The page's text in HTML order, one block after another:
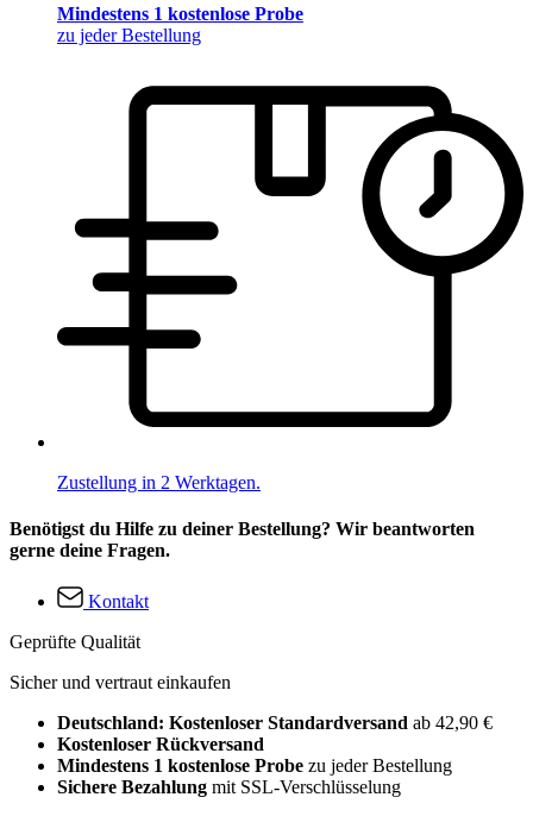
Mindestens 1 kostenlose Probe
zu jeder Bestellung
Zustellung in 2 Werktagen.
Benötigst du Hilfe zu deiner Bestellung? Wir beantworten
gerne deine Fragen.
Kontakt
Geprüfte Qualität
Sicher und vertraut einkaufen
Deutschland: Kostenloser Standardversand ab 42,90 €
Kostenloser Rückversand
Mindestens 1 kostenlose Probe zu jeder Bestellung
Sichere Bezahlung mit SSL-Verschlüsselung